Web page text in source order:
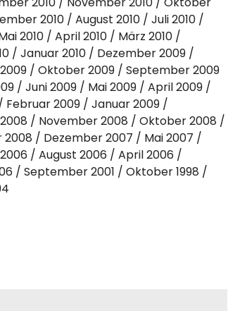
2010 August 2010
Juli 2010
2010 April 2010
März 2010
Januar 2010
Dezember 2009
Oktober 2009
September 2009
Juni 2009 Mai 2009
April 2009
Februar 2009
Januar 2009
November 2008
Oktober 2008
2008
Dezember 2007
Mai 2007
August 2006
April 2006
September 2001
Oktober 1998